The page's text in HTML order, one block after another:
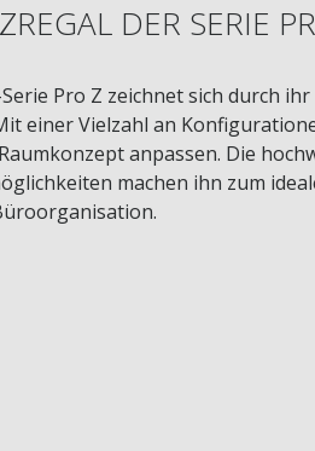
DER SERIE
Pro Z zeichnet sich durch
einer Vielzahl an
anpassen. Die
machen ihn zum